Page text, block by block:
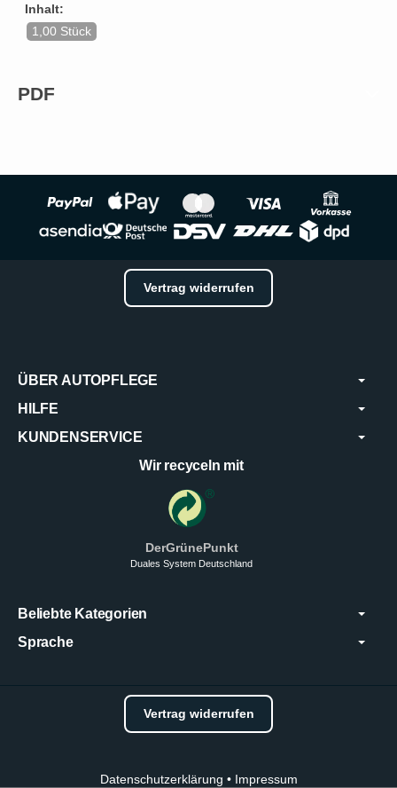
Inhalt:
1,00 Stück
PDF
Vertrag widerrufen
ÜBER AUTOPFLEGE
HILFE
KUNDENSERVICE
Wir recyceln mit
DerGrünePunkt
Duales System Deutschland
Beliebte Kategorien
Sprache
Vertrag widerrufen
Datenschutzerklärung • Impressum